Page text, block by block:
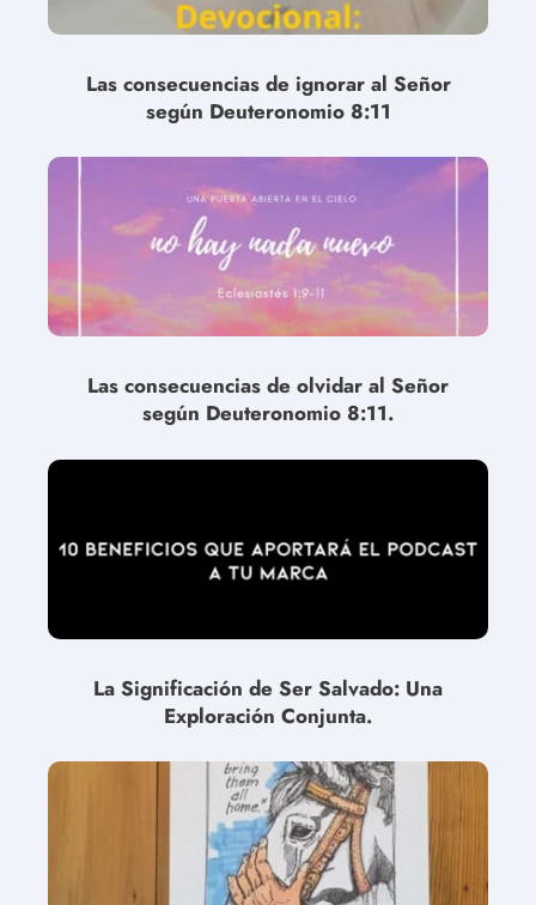
Las consecuencias de ignorar al Señor
según Deuteronomio 8:11
Las consecuencias de olvidar al Señor
según Deuteronomio 8:11.
La Significación de Ser Salvado: Una
Exploración Conjunta.